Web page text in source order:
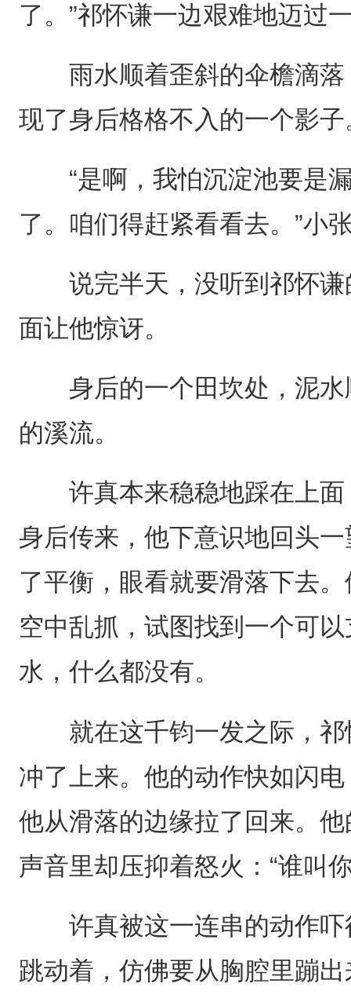
了。”祁怀谦一边艰难地迈过
雨水顺着歪斜的伞檐滴落
现了身后格格不入的一个影子
“是啊，我怕沉淀池要是漏
了。咱们得赶紧看看去。”小
说完半天，没听到祁怀谦
面让他惊讶。
身后的一个田坎处，泥水
的溪流。
许真本来稳稳地踩在上面
身后传来，他下意识地回头
了平衡，眼看就要滑落下去
空中乱抓，试图找到一个可
水，什么都没有。
就在这千钧一发之际，祁
冲了上来。他的动作快如闪
他从滑落的边缘拉了回来。
声音里却压抑着怒火：“谁叫
许真被这一连串的动作吓
跳动着，仿佛要从胸腔里蹦